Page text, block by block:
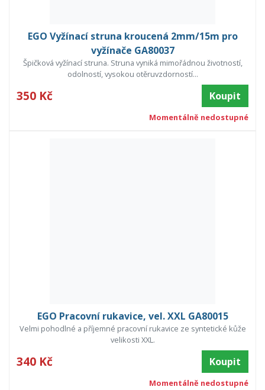
EGO Vyžínací struna kroucená 2mm/15m pro
vyžínače GA80037
Špičková vyžínací struna. Struna vyniká mimořádnou životností,
odolností, vysokou otěruvzdorností...
350 Kč Koupit
Momentálně nedostupné
EGO Pracovní rukavice, vel. XXL GA80015
Velmi pohodlné a příjemné pracovní rukavice ze syntetické kůže
velikosti XXL.
340 Kč Koupit
Momentálně nedostupné